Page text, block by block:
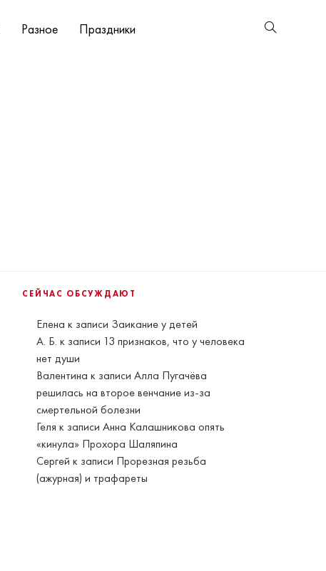
Разное Праздники
СЕЙЧАС ОБСУЖДАЮТ
Елена к записи Заикание у детей
А. Б. к записи 13 признаков, что у человека
нет души
Валентина к записиАлла Пугачёва
решилась на второе венчание из-за
смертельной болезни
Геля к записиАнна Калашникова опять
«кинула» Прохора Шаляпина
Сергей к записи Прорезная резьба
(ажурная) и трафареты